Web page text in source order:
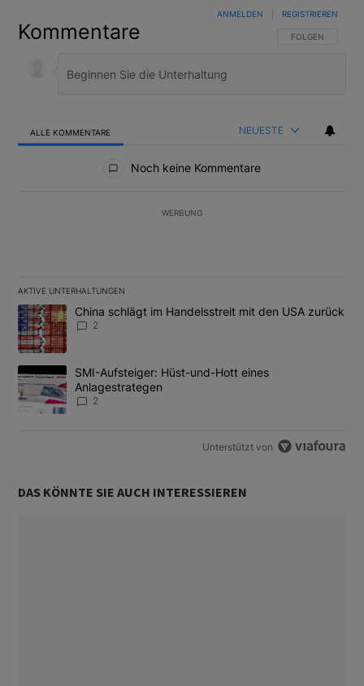
Kommentare FOLGE DIESER
FOLGEN
ANMELDEN REGISTRIEREN
ALLE KOMMENTARE NEUESTE
Noch keine Kommentare
WERBUNG
AKTIVE UNTERHALTUNGEN
Das Folgende ist eine Liste der am meisten kommentierten
Ein Trendartikel mit dem Titel "China schlägt im Handelsstreit
China schlägt im Handelsstreit mit den USA zurück
2
Ein Trendartikel mit dem Titel "SMI-Aufsteiger: Hüst-und-Hott
SMI-Aufsteiger: Hüst-und-Hott eines
Anlagestrategen
2
Unterstützt von
DAS KÖNNTE SIE AUCH INTERESSIEREN